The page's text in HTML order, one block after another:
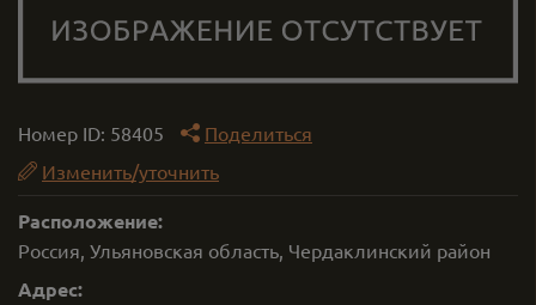
Номер ID: 58405
Поделиться
Изменить/уточнить
Расположение:
Россия, Ульяновская область, Чердаклинский район
Адрес: